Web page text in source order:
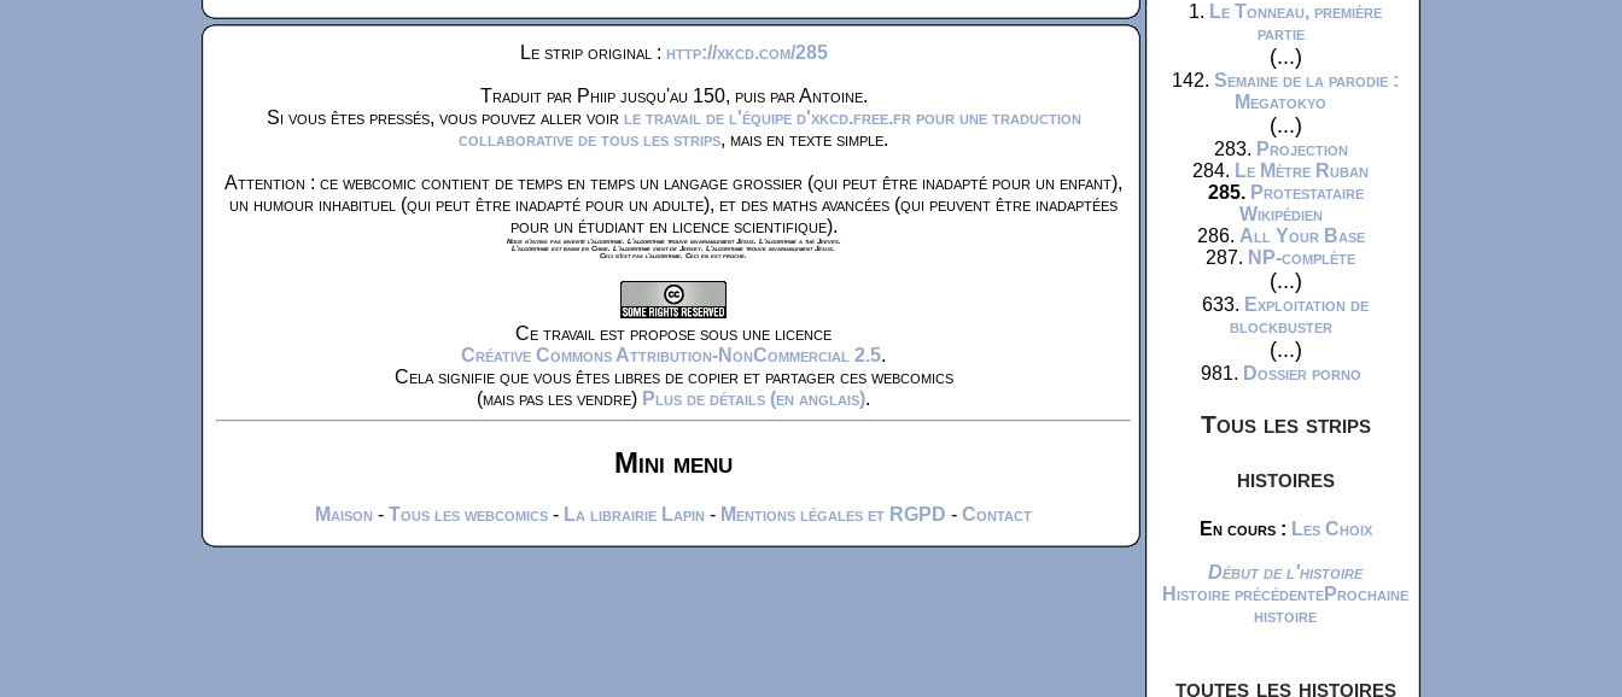
Le strip original : http://xkcd.com/285
Traduit par Phiip jusqu'au 150, puis par Antoine.
Si vous êtes pressés, vous pouvez aller voir le travail de l'équipe d'xkcd.free.fr pour une traduction
collaborative de tous les strips, mais en texte simple.
Attention : ce webcomic contient de temps en temps un langage grossier (qui peut être inadapté pour un enfant),
un humour inhabituel (qui peut être inadapté pour un adulte), et des maths avancées (qui peuvent être inadaptées
pour un étudiant en licence scientifique).
Nous n'avons pas inventé l'algorithme. L'algorithme trouve invariablement Jésus. L'algorithme a tué Jeeves.
L'algorithme est banni en Chine. L'algorithme vient de Jersey. L'algorithme trouve invariablement Jésus.
Ceci n'est pas l'algorithme. Ceci en est proche.
Ce travail est propose sous une licence
Créative Commons Attribution-NonCommercial 2.5.
Cela signifie que vous êtes libres de copier et partager ces webcomics
(mais pas les vendre) Plus de détails (en anglais).
Mini menu
Maison - Tous les webcomics - La librairie Lapin - Mentions légales et RGPD - Contact
1. Le Tonneau, première
partie
(...)
142. Semaine de la parodie :
Megatokyo
(...)
283. Projection
284. Le Mètre Ruban
285. Protestataire
Wikipédien
286. All Your Base
287. NP-complète
(...)
633. Exploitation de
blockbuster
(...)
981. Dossier porno
Tous les strips
histoires
En cours : Les Choix
Début de l'histoire
Histoire précédenteProchaine
histoire
toutes les histoires